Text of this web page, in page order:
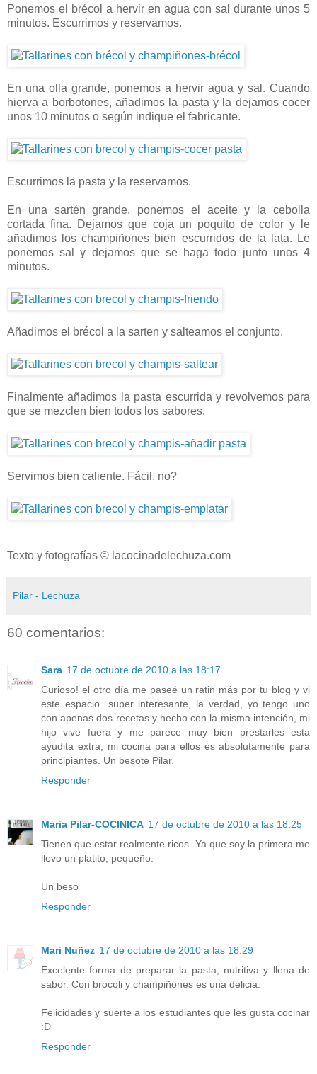
Ponemos el brécol a hervir en agua con sal durante unos 5
minutos. Escurrimos y reservamos.
En una olla grande, ponemos a hervir agua y sal. Cuando
hierva a borbotones, añadimos la pasta y la dejamos cocer
unos 10 minutos o según indique el fabricante.
Escurrimos la pasta y la reservamos.
En una sartén grande, ponemos el aceite y la cebolla
cortada fina. Dejamos que coja un poquito de color y le
añadimos los champiñones bien escurridos de la lata. Le
ponemos sal y dejamos que se haga todo junto unos 4
minutos.
Añadimos el brécol a la sarten y salteamos el conjunto.
Finalmente añadimos la pasta escurrida y revolvemos para
que se mezclen bien todos los sabores.
Servimos bien caliente. Fácil, no?
Texto y fotografías © lacocinadelechuza.com
Pilar - Lechuza
60 comentarios:
Sara 17 de octubre de 2010 a las 18:17
Curioso! el otro día me paseé un ratin más por tu blog y vi
este espacio...super interesante, la verdad, yo tengo uno
con apenas dos recetas y hecho con la misma intención, mi
hijo vive fuera y me parece muy bien prestarles esta
ayudita extra, mi cocina para ellos es absolutamente para
principiantes. Un besote Pilar.
Responder
Maria Pilar-COCINICA 17 de octubre de 2010 a las 18:25
Tienen que estar realmente ricos. Ya que soy la primera me
llevo un platito, pequeño.
Un beso
Responder
Mari Nuñez 17 de octubre de 2010 a las 18:29
Excelente forma de preparar la pasta, nutritiva y llena de
sabor. Con brocoli y champiñones es una delicia.
Felicidades y suerte a los estudiantes que les gusta cocinar
:D
Responder